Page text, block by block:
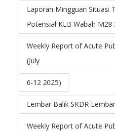
Laporan Mingguan Situasi
Potensial KLB Wabah M28
Weekly Report of Acute
(July
6-12 2025)
Lembar Balik SKDR
Weekly Report of Acute